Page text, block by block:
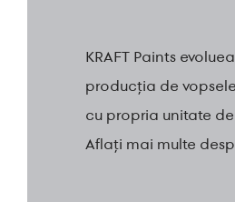
KRAFT Paints
producția de
cu propria unitate
Aflați mai multe